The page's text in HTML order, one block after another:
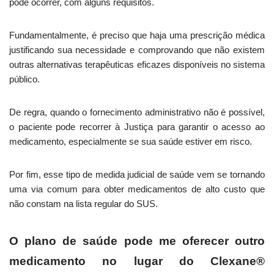
pode ocorrer, com alguns requisitos.
Fundamentalmente, é preciso que haja uma prescrição médica
justificando sua necessidade e comprovando que não existem
outras alternativas terapêuticas eficazes disponíveis no sistema
público.
De regra, quando o fornecimento administrativo não é possível,
o paciente pode recorrer à Justiça para garantir o acesso ao
medicamento, especialmente se sua saúde estiver em risco.
Por fim, esse tipo de medida judicial de saúde vem se tornando
uma via comum para obter medicamentos de alto custo que
não constam na lista regular do SUS.
O plano de saúde pode me oferecer outro
medicamento no lugar do Clexane®